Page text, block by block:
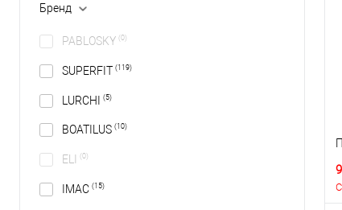
Бренд
PABLOSKY (0)
SUPERFIT (119)
LURCHI (5)
BOATILUS (10)
ELI (0)
IMAC (15)